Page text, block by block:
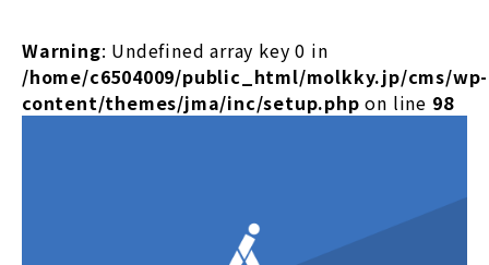
Warning: Undefined array key 0 in
/home/c6504009/public_html/molkky.jp/cms/wp-
content/themes/jma/inc/setup.php on line 98